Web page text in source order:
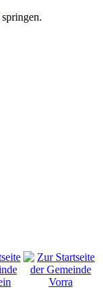
springen.